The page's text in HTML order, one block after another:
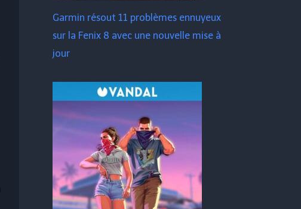
Garmin résout 11 problèmes ennuyeux
sur la Fenix ​​​​8 avec une nouvelle mise à
jour